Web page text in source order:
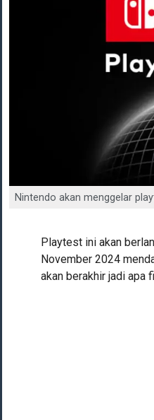
Nintendo akan menggelar
Playtest ini akan
November 2024
akan berakhir jadi apa